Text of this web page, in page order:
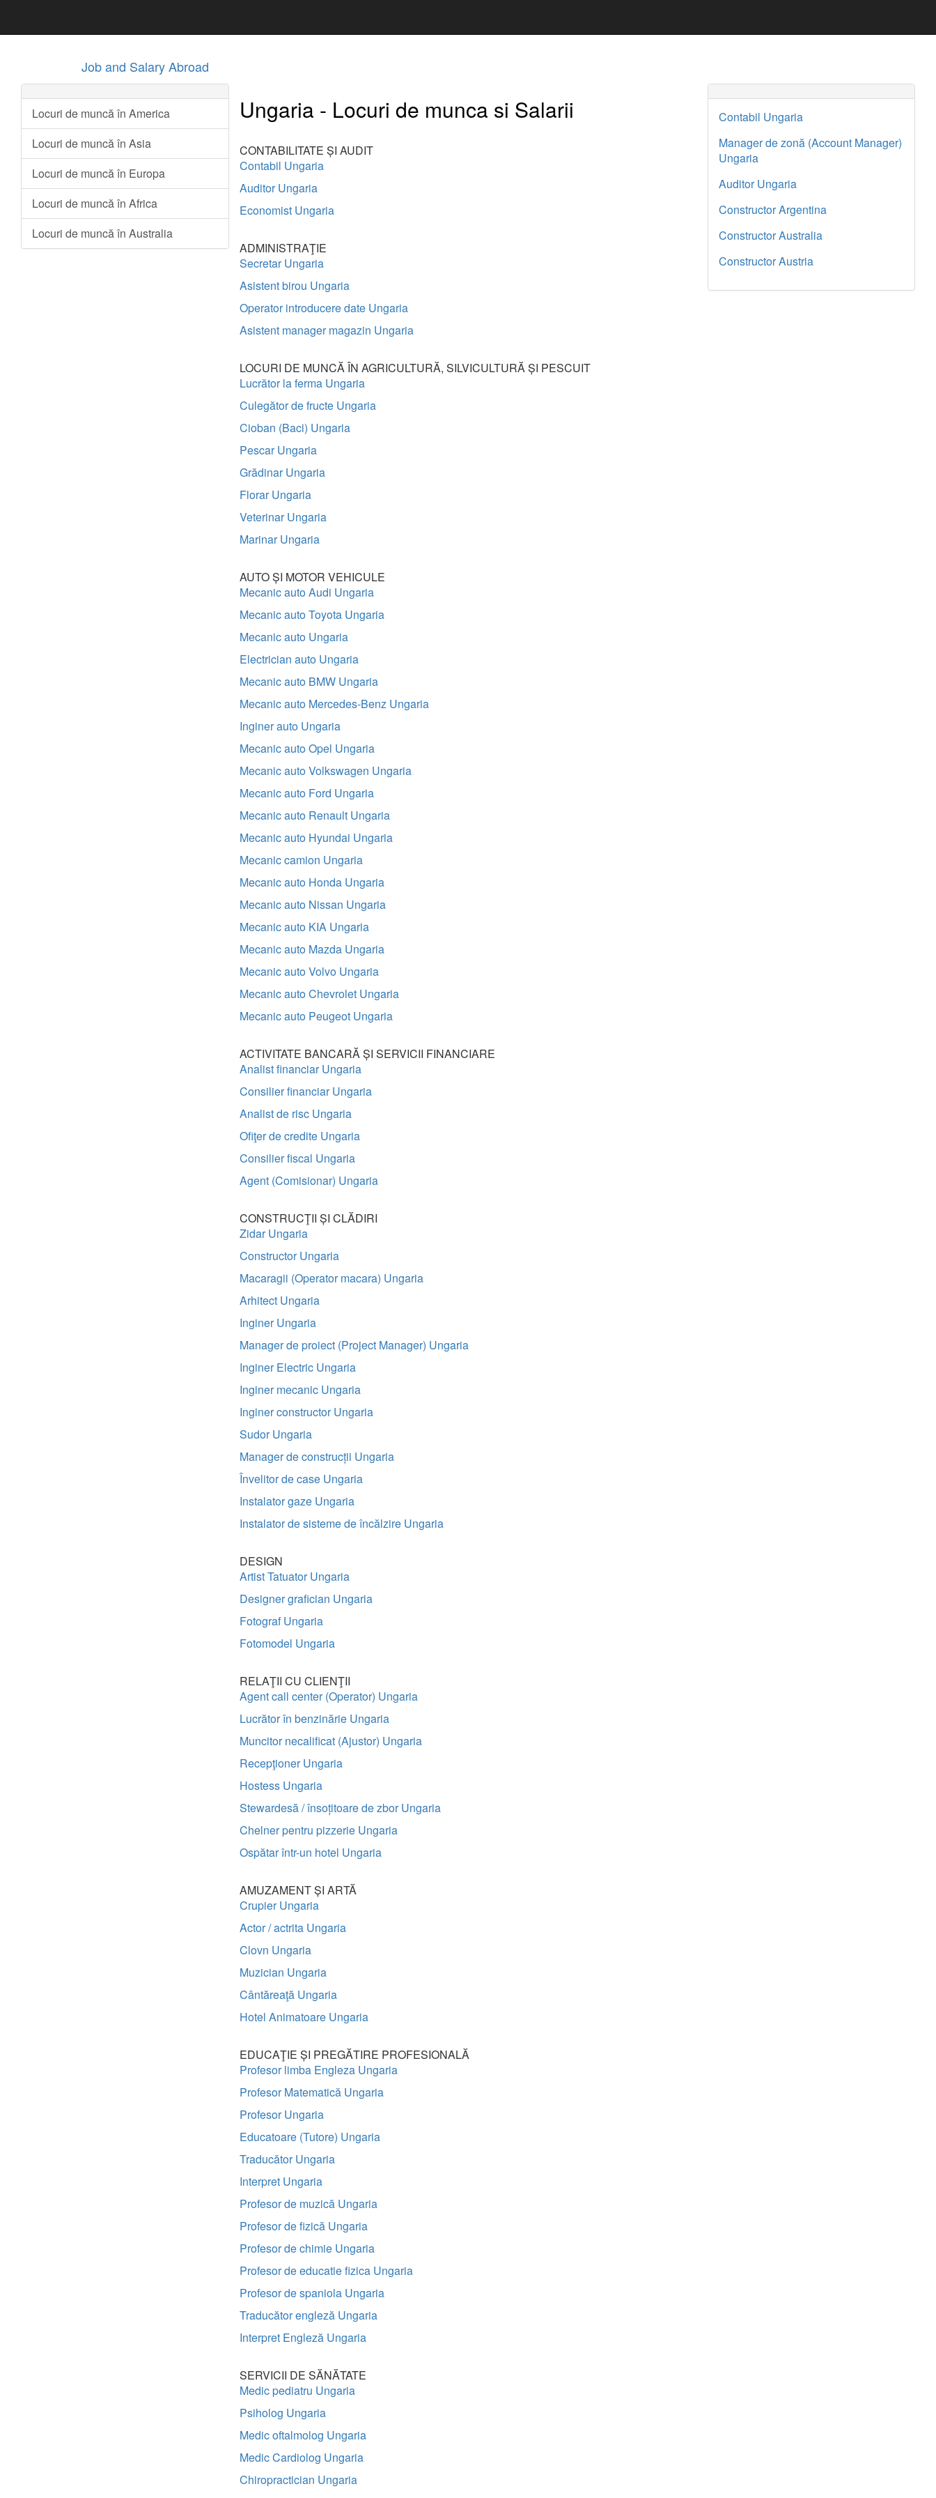
Job and Salary Abroad
Locuri de muncă în America
Locuri de muncă în Asia
Locuri de muncă în Europa
Locuri de muncă în Africa
Locuri de muncă în Australia
Ungaria - Locuri de munca si Salarii
CONTABILITATE ȘI AUDIT
Contabil Ungaria
Auditor Ungaria
Economist Ungaria
ADMINISTRAŢIE
Secretar Ungaria
Asistent birou Ungaria
Operator introducere date Ungaria
Asistent manager magazin Ungaria
LOCURI DE MUNCĂ ÎN AGRICULTURĂ, SILVICULTURĂ ȘI PESCUIT
Lucrător la ferma Ungaria
Culegător de fructe Ungaria
Cioban (Baci) Ungaria
Pescar Ungaria
Grădinar Ungaria
Florar Ungaria
Veterinar Ungaria
Marinar Ungaria
AUTO ȘI MOTOR VEHICULE
Mecanic auto Audi Ungaria
Mecanic auto Toyota Ungaria
Mecanic auto Ungaria
Electrician auto Ungaria
Mecanic auto BMW Ungaria
Mecanic auto Mercedes-Benz Ungaria
Inginer auto Ungaria
Mecanic auto Opel Ungaria
Mecanic auto Volkswagen Ungaria
Mecanic auto Ford Ungaria
Mecanic auto Renault Ungaria
Mecanic auto Hyundai Ungaria
Mecanic camion Ungaria
Mecanic auto Honda Ungaria
Mecanic auto Nissan Ungaria
Mecanic auto KIA Ungaria
Mecanic auto Mazda Ungaria
Mecanic auto Volvo Ungaria
Mecanic auto Chevrolet Ungaria
Mecanic auto Peugeot Ungaria
ACTIVITATE BANCARĂ ȘI SERVICII FINANCIARE
Analist financiar Ungaria
Consilier financiar Ungaria
Analist de risc Ungaria
Ofiţer de credite Ungaria
Consilier fiscal Ungaria
Agent (Comisionar) Ungaria
CONSTRUCŢII ȘI CLĂDIRI
Zidar Ungaria
Constructor Ungaria
Macaragii (Operator macara) Ungaria
Arhitect Ungaria
Inginer Ungaria
Manager de proiect (Project Manager) Ungaria
Inginer Electric Ungaria
Inginer mecanic Ungaria
Inginer constructor Ungaria
Sudor Ungaria
Manager de construcții Ungaria
Învelitor de case Ungaria
Instalator gaze Ungaria
Instalator de sisteme de încălzire Ungaria
DESIGN
Artist Tatuator Ungaria
Designer grafician Ungaria
Fotograf Ungaria
Fotomodel Ungaria
RELAŢII CU CLIENŢII
Agent call center (Operator) Ungaria
Lucrător în benzinărie Ungaria
Muncitor necalificat (Ajustor) Ungaria
Recepţioner Ungaria
Hostess Ungaria
Stewardesă / însoțitoare de zbor Ungaria
Chelner pentru pizzerie Ungaria
Ospătar într-un hotel Ungaria
AMUZAMENT ȘI ARTĂ
Crupier Ungaria
Actor / actrita Ungaria
Clovn Ungaria
Muzician Ungaria
Cântăreaţă Ungaria
Hotel Animatoare Ungaria
EDUCAŢIE ȘI PREGĂTIRE PROFESIONALĂ
Profesor limba Engleza Ungaria
Profesor Matematică Ungaria
Profesor Ungaria
Educatoare (Tutore) Ungaria
Traducător Ungaria
Interpret Ungaria
Profesor de muzică Ungaria
Profesor de fizică Ungaria
Profesor de chimie Ungaria
Profesor de educatie fizica Ungaria
Profesor de spaniola Ungaria
Traducător engleză Ungaria
Interpret Engleză Ungaria
SERVICII DE SĂNĂTATE
Medic pediatru Ungaria
Psiholog Ungaria
Medic oftalmolog Ungaria
Medic Cardiolog Ungaria
Chiropractician Ungaria
Contabil Ungaria
Manager de zonă (Account Manager)
Ungaria
Auditor Ungaria
Constructor Argentina
Constructor Australia
Constructor Austria